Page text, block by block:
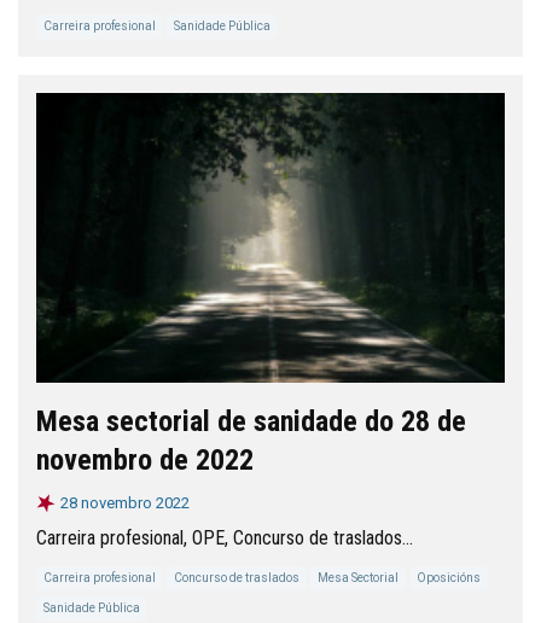
Carreira profesional Sanidade Pública
Mesa sectorial de sanidade do 28 de
novembro de 2022
28 novembro 2022
Carreira profesional, OPE, Concurso de traslados...
Carreira profesional Concurso de traslados Mesa Sectorial Oposicións
Sanidade Pública